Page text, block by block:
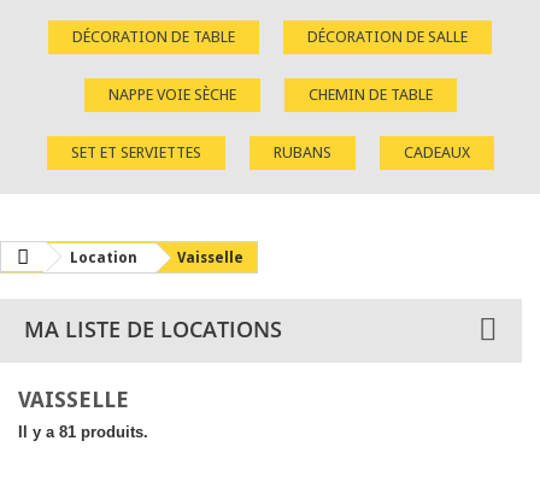
DÉCORATION DE TABLE DÉCORATION DE SALLE
NAPPE VOIE SÈCHE CHEMIN DE TABLE
SET ET SERVIETTES RUBANS CADEAUX
Location Vaisselle
MA LISTE DE LOCATIONS
VAISSELLE
Il y a 81 produits.